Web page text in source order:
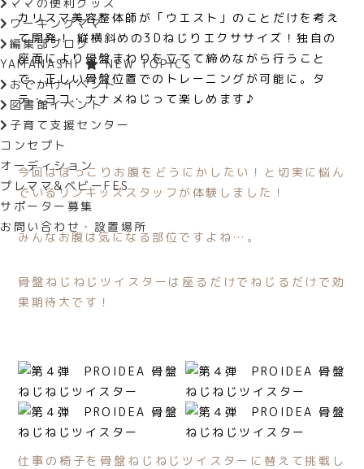
ワーキングママ
編集部ブログ
YAMANASHI
NEW TOPICS
おでかけイベント
図書館イベント
子育て支援センター
コンセプト
オーディション
プレママ&ベビーFES
サポーター募集
お問い合わせ・設置場所
カリスマ美容整体師が「ウエスト」のことだけを考え
て開発！ 縦横斜めの3Dねじりエクササイズ！独自の
座面により骨盤まわりを立てて締めながら行うこと
で、正しい骨盤位置でのトレーニングが可能に。タ
テ・ヨコ・ナナメねじって楽しめます♪
今回はぽっこりお腹をどうにかしたい！と切実に悩ん
でいるリンキッズスタッフが体験しました！
みんなお腹は気になる部位ですよね…。
骨盤ねじねじツイスターは座るだけでねじるだけで効
果期待大です！
仕事の椅子を骨盤ねじねじツイスターに替えて挑戦し